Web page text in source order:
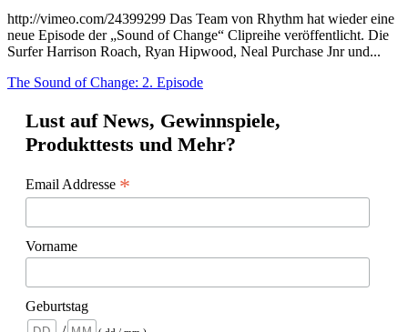
http://vimeo.com/24399299 Das Team von Rhythm hat wieder eine
neue Episode der „Sound of Change“ Clipreihe veröffentlicht. Die
Surfer Harrison Roach, Ryan Hipwood, Neal Purchase Jnr und...
The Sound of Change: 2. Episode
Lust auf News, Gewinnspiele,
Produkttests und Mehr?
Email Addresse *
Vorname
Geburtstag